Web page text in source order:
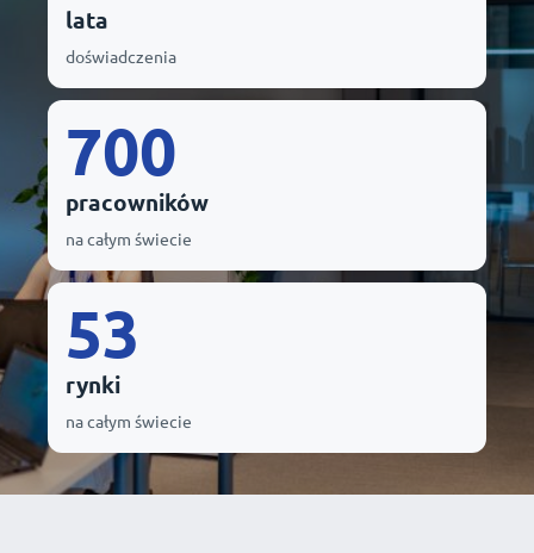
lata
doświadczenia
700
pracowników
na całym świecie
53
rynki
na całym świecie